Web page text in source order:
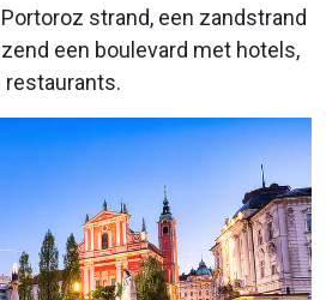
strand, een zandstrand
een boulevard met hotels,